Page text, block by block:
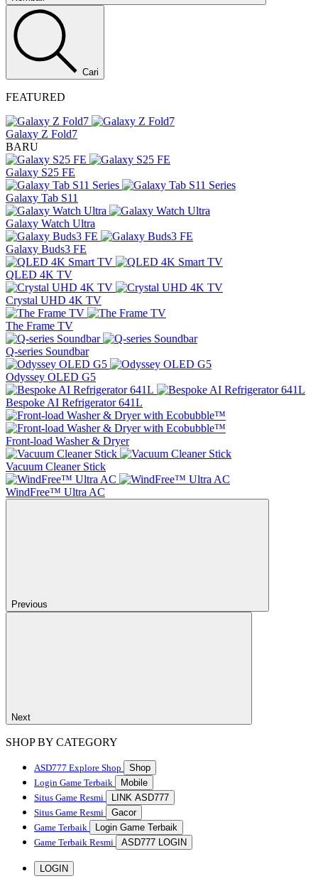
Cari
FEATURED
Galaxy Z Fold7
BARU
Galaxy S25 FE
Galaxy Tab S11
Galaxy Watch Ultra
Galaxy Buds3 FE
QLED 4K TV
Crystal UHD 4K TV
The Frame TV
Q-series Soundbar
Odyssey OLED G5
Bespoke AI Refrigerator 641L
Front-load Washer & Dryer
Vacuum Cleaner Stick
WindFree™ Ultra AC
Previous
Next
SHOP BY CATEGORY
ASD777 Explore Shop
Shop
Login Game Terbaik
Mobile
Situs Game Resmi
LINK ASD777
Situs Game Resmi
Gacor
Game Terbaik
Login Game Terbaik
Game Terbaik Resmi
ASD777 LOGIN
LOGIN